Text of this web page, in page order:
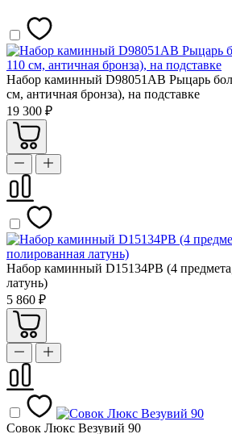
Набор каминный D98051AB Рыцарь
см, античная бронза), на подставке
19 300 ₽
Набор каминный D15134РВ (4
латунь)
5 860 ₽
Совок Люкс Везувий 90